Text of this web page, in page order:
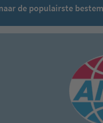
de populairste